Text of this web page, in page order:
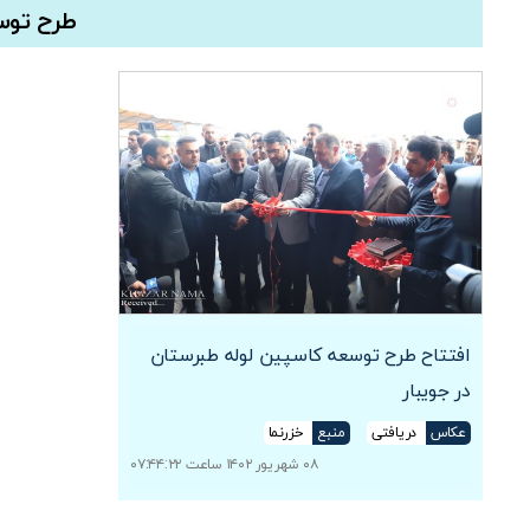
طرح
افتتاح طرح توسعه کاسپین لوله طبرستان
در جویبار
عکاس دریافتی منبع
خزرنما
۰۸ شهریور ۱۴۰۲ ساعت ۰۷:۴۴:۲۲